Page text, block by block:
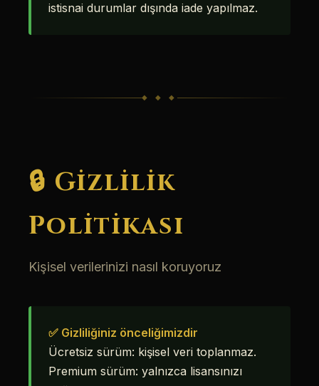
istisnai durumlar dışında iade yapılmaz.
◆ ◆ ◆
🔒 Gizlilik
Politikası
Kişisel verilerinizi nasıl koruyoruz
✅ Gizliliğiniz önceliğimizdir
Ücretsiz sürüm: kişisel veri toplanmaz.
Premium sürüm: yalnızca lisansınızı